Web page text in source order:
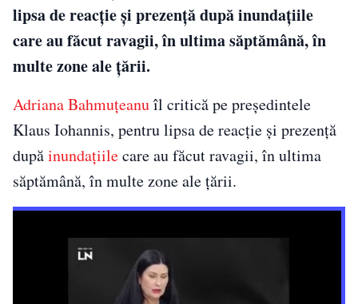
lipsa de reacție și prezență după inundațiile
care au făcut ravagii, în ultima săptămână, în
multe zone ale țării.
Adriana Bahmuțeanuîl critică pe președintele
Klaus Iohannis, pentru lipsa de reacție și prezență
dupăinundațiilecare au făcut ravagii, în ultima
săptămână, în multe zone ale țării.